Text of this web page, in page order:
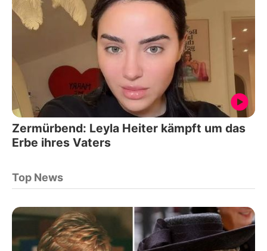
Zermürbend: Leyla Heiter kämpft um das
Erbe ihres Vaters
Top News